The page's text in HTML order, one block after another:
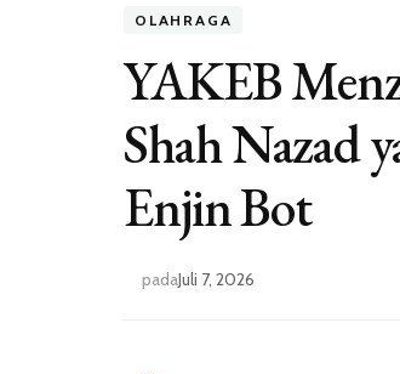
OLAHRAGA
YAKEB
Shah Nazad
Enjin Bot
padaJuli 7, 2026